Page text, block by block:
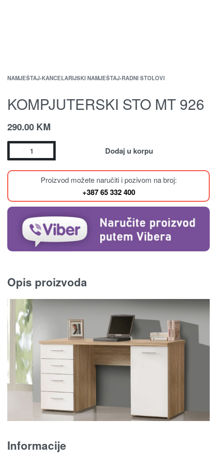
NAMJEŠTAJ›KANCELARIJSKI NAMJEŠTAJ›RADNI STOLOVI
KOMPJUTERSKI STO MT 926
290.00 KM
Dodaj u korpu
Proizvod možete naručiti i pozivom na broj:
+387 65 332 400
Opis proizvoda
Informacije